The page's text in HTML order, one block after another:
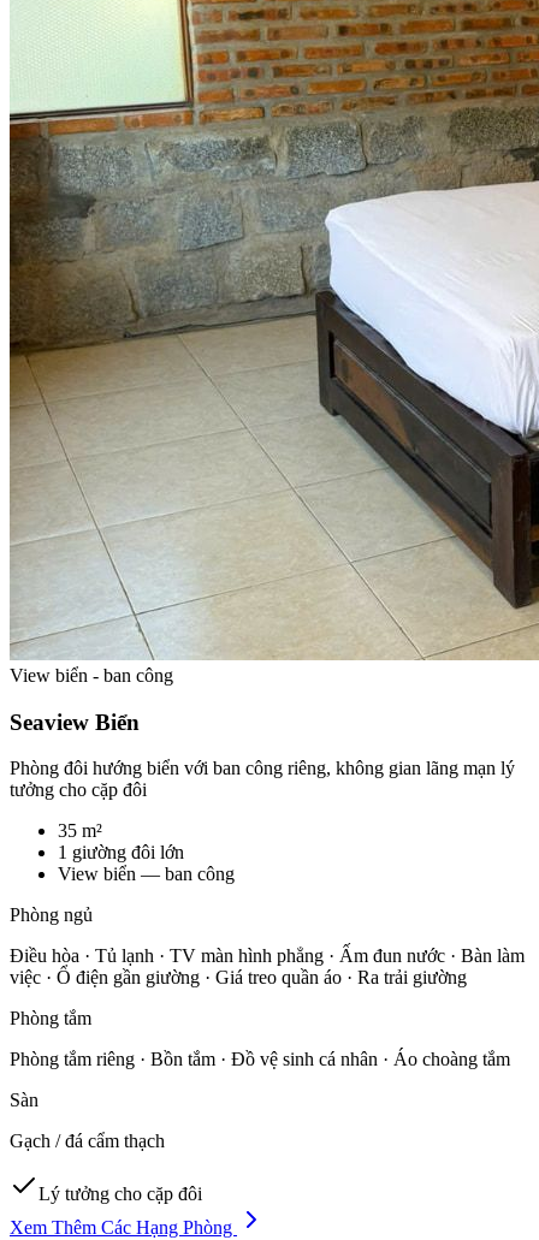
View biển - ban công
Seaview Biển
Phòng đôi hướng biển với ban công riêng, không gian lãng mạn lý
tưởng cho cặp đôi
35 m²
1 giường đôi lớn
View biển — ban công
Phòng ngủ
Điều hòa · Tủ lạnh · TV màn hình phẳng · Ấm đun nước · Bàn làm
việc · Ổ điện gần giường · Giá treo quần áo · Ra trải giường
Phòng tắm
Phòng tắm riêng · Bồn tắm · Đồ vệ sinh cá nhân · Áo choàng tắm
Sàn
Gạch / đá cẩm thạch
Lý tưởng cho cặp đôi
Xem Thêm Các Hạng Phòng